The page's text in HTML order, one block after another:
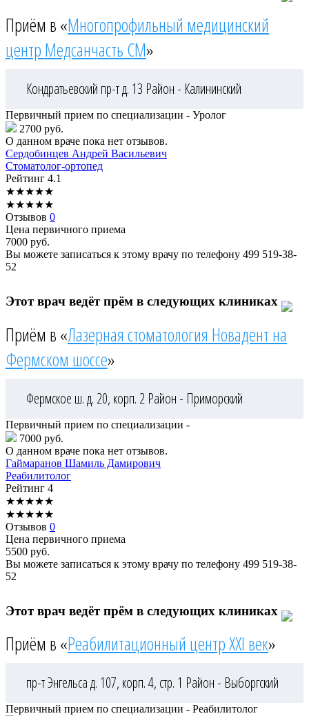
Приём в «Многопрофильный медицинский
центр Медсанчасть СМ»
Кондратьевский пр-т д. 13 Район - Калининский
Первичный прием по специализации - Уролог
2700 руб.
О данном враче пока нет отзывов.
Сердобинцев Андрей Васильевич
Стоматолог-ортопед
Рейтинг 4.1
★★★★★
★★★★★
Отзывов 0
Цена первичного приема
7000 руб.
Вы можете записаться к этому врачу по телефону 499 519-38-
52
Этот врач ведёт прём в следующих клиниках
Приём в «Лазерная стоматология Новадент на
Фермском шоссе»
Фермское ш. д. 20, корп. 2 Район - Приморский
Первичный прием по специализации -
7000 руб.
О данном враче пока нет отзывов.
Гаймаранов Шамиль Дамирович
Реабилитолог
Рейтинг 4
★★★★★
★★★★★
Отзывов 0
Цена первичного приема
5500 руб.
Вы можете записаться к этому врачу по телефону 499 519-38-
52
Этот врач ведёт прём в следующих клиниках
Приём в «Реабилитационный центр XXI век»
пр-т Энгельса д. 107, корп. 4, стр. 1 Район - Выборгский
Первичный прием по специализации - Реабилитолог